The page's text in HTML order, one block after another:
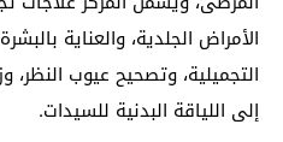
الأمراض الجلدية، والعناية
التجميلية، وتصحيح عيوب
إلى اللياقة البدنية للسيدات.